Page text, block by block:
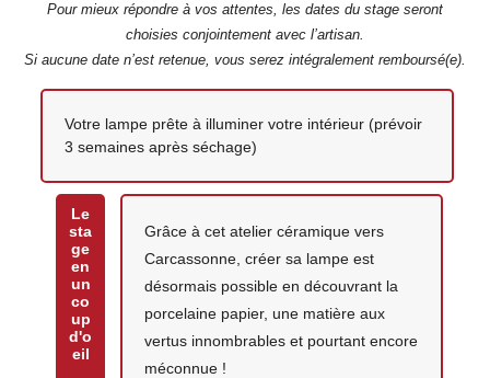
Pour mieux répondre à vos attentes, les dates du stage seront
choisies conjointement avec l’artisan.
Si aucune date n’est retenue, vous serez intégralement remboursé(e).
Votre lampe prête à illuminer votre intérieur (prévoir
3 semaines après séchage)
Le
sta
ge
en
un
co
up
d'o
eil
Grâce à cet atelier céramique vers
Carcassonne, créer sa lampe est
désormais possible en découvrant la
porcelaine papier, une matière aux
vertus innombrables et pourtant encore
méconnue !